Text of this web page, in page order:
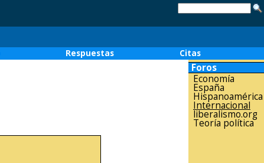
Respuestas
Citas
Foros
Economía
España
Hispanoamérica
Internacional
liberalismo.org
Teoría política